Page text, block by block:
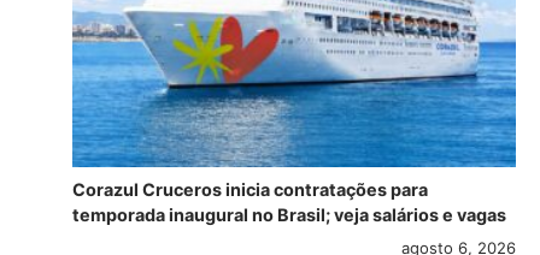
Corazul Cruceros inicia contratações para
temporada inaugural no Brasil; veja salários e vagas
agosto 6, 2026